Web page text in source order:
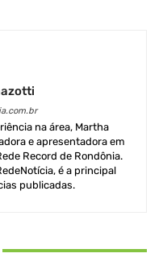
na área, Martha
e apresentadora em
Record de Rondônia.
é a principal
publicadas.